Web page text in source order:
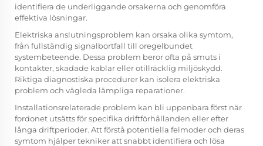
identifiera de underliggande orsakerna och genomföra
effektiva lösningar.
Elektriska anslutningsproblem kan orsaka olika symtom,
från fullständig signalbortfall till oregelbundet
systembeteende. Dessa problem beror ofta på smuts i
kontakter, skadade kablar eller otillräcklig miljöskydd.
Riktiga diagnostiska procedurer kan isolera elektriska
problem och vägleda lämpliga reparationer.
Installationsrelaterade problem kan bli uppenbara först när
fordonet utsätts för specifika driftförhållanden eller efter
långa driftperioder. Att förstå potentiella felmoder och deras
symtom hjälper tekniker att snabbt identifiera och lösa